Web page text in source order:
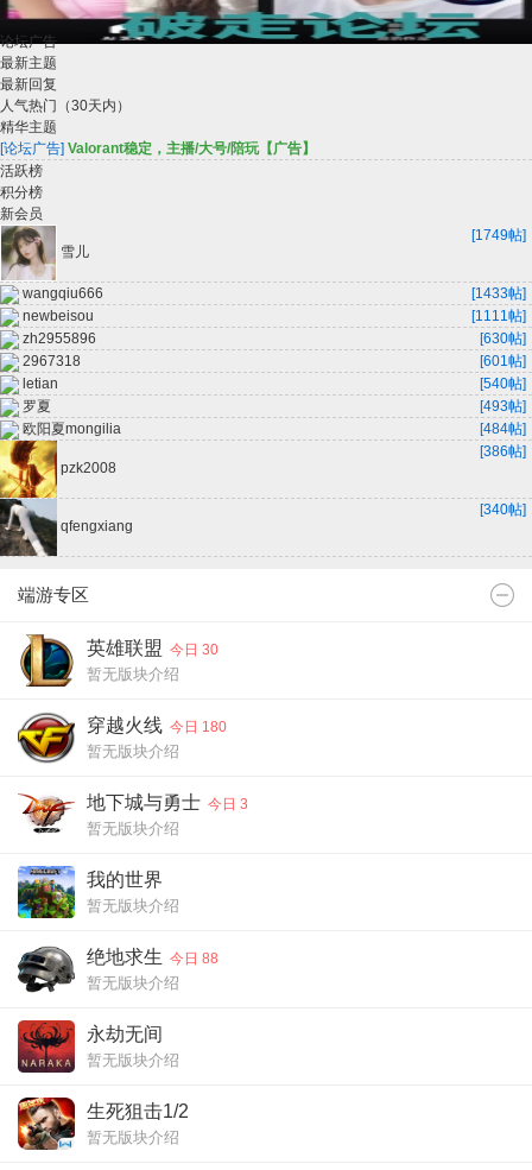
论坛广告
最新主题
最新回复
人气热门（30天内）
精华主题
[论坛广告] Valorant稳定，主播/大号/陪玩【广告】
活跃榜
积分榜
新会员
[1749帖]
雪儿
[1433帖]
wangqiu666
[1111帖]
newbeisou
[630帖]
zh2955896
[601帖]
2967318
[540帖]
letian
[493帖]
罗夏
[484帖]
欧阳夏mongilia
[386帖]
pzk2008
[340帖]
qfengxiang
端游专区
英雄联盟 今日 30
暂无版块介绍
穿越火线 今日 180
暂无版块介绍
地下城与勇士 今日 3
暂无版块介绍
我的世界
暂无版块介绍
绝地求生 今日 88
暂无版块介绍
永劫无间
暂无版块介绍
生死狙击1/2
暂无版块介绍